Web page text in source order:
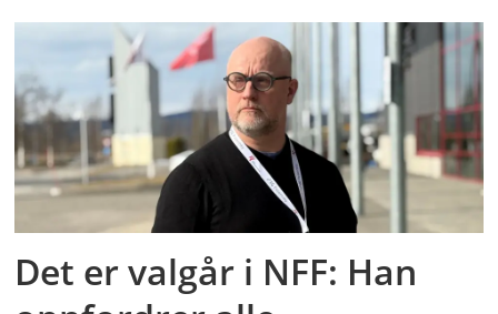
Det er valgår i NFF: Han